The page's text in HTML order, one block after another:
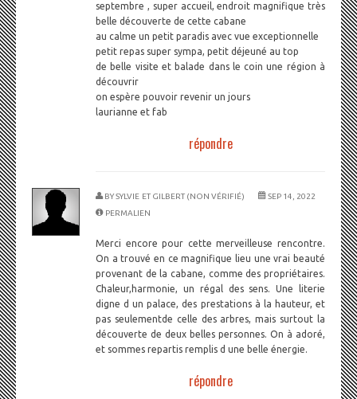
septembre , super accueil, endroit magnifique très
belle découverte de cette cabane
au calme un petit paradis avec vue exceptionnelle
petit repas super sympa, petit déjeuné au top
de belle visite et balade dans le coin une région à
découvrir
on espère pouvoir revenir un jours
laurianne et fab
répondre
BYSYLVIE ET GILBERT (NON VÉRIFIÉ)
SEP 14, 2022
PERMALIEN
Merci encore pour cette merveilleuse rencontre.
On a trouvé en ce magnifique lieu une vrai beauté
provenant de la cabane, comme des propriétaires.
Chaleur,harmonie, un régal des sens. Une literie
digne d un palace, des prestations à la hauteur, et
pas seulementde celle des arbres, mais surtout la
découverte de deux belles personnes. On à adoré,
et sommes repartis remplis d une belle énergie.
répondre